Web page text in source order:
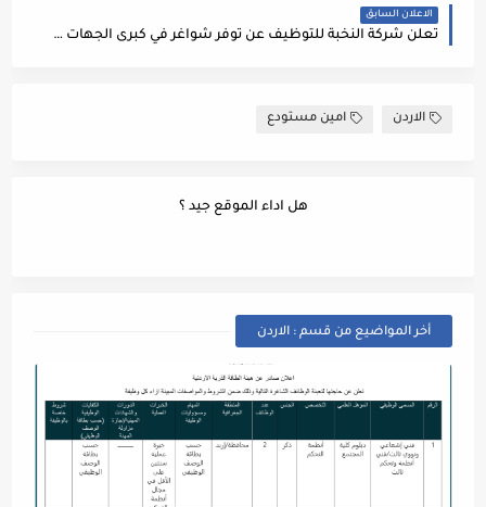
الاعلان السابق
تعلن شركة النخبة للتوظيف عن توفر شواغر في كبرى الجهات في الخليج
الاردن امين مستودع
هل اداء الموقع جيد ؟
أخر المواضيع من قسم : الاردن